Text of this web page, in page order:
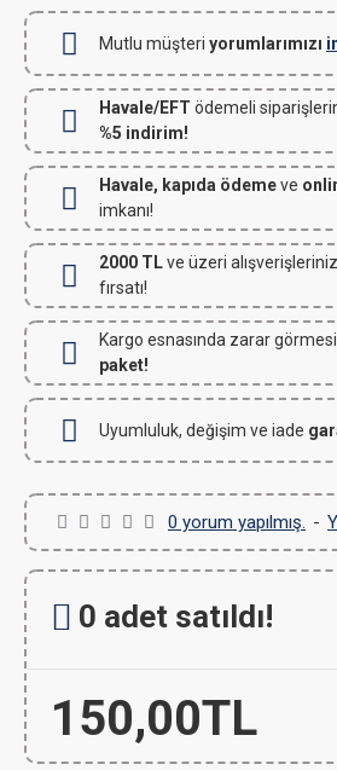
Mutlu müşteri yorumlarımızı
Havale/EFT ödemeli
%5 indirim!
Havale, kapıda ödemeve
imkanı!
2000 TLve üzeri
fırsatı!
Kargo esnasında zarar
paket!
Uyumluluk, değişim ve iade
0 yorum yapılmış. -
150,00TL
0 adet satıldı!